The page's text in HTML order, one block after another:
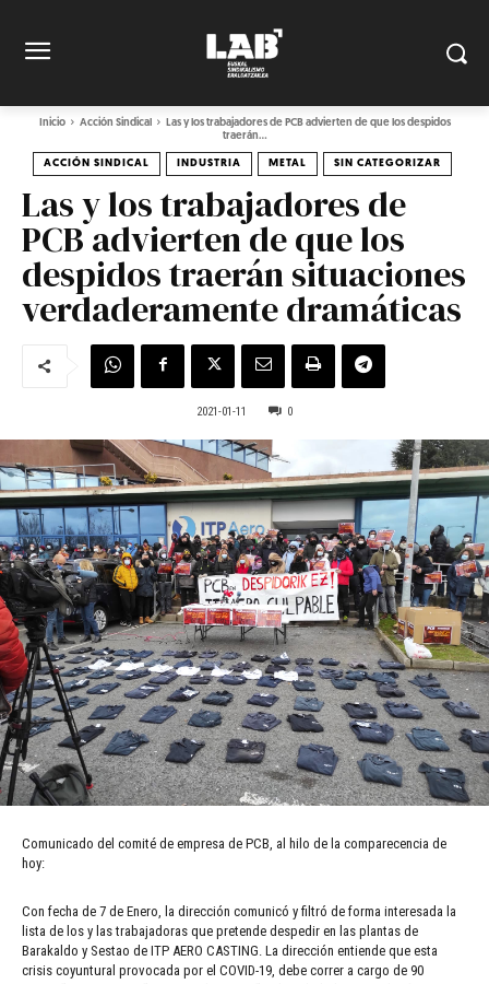
Inicio Acción Sindical
Las y los trabajadores de PCB advierten de que los despidos
traerán...
ACCIÓN SINDICAL INDUSTRIA METAL SIN CATEGORIZAR
Las y los trabajadores de
PCB advierten de que los
despidos traerán situaciones
verdaderamente dramáticas
2021-01-11 0
Comunicado del comité de empresa de PCB, al hilo de la comparecencia de
hoy:
Con fecha de 7 de Enero, la dirección comunicó y filtró de forma interesada la
lista de los y las trabajadoras que pretende despedir en las plantas de
Barakaldo y Sestao de ITP AERO CASTING. La dirección entiende que esta
crisis coyuntural provocada por el COVID-19, debe correr a cargo de 90